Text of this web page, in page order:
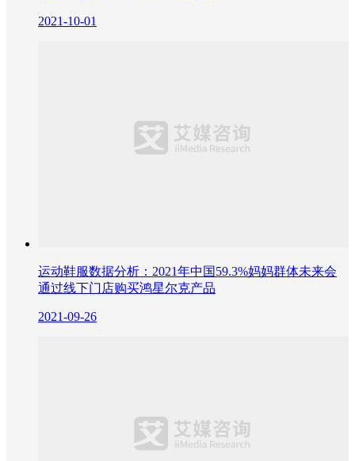
2021-10-01
运动鞋服数据分析：2021年中国59.3%妈妈群体未来会
通过线下门店购买鸿星尔克产品
2021-09-26